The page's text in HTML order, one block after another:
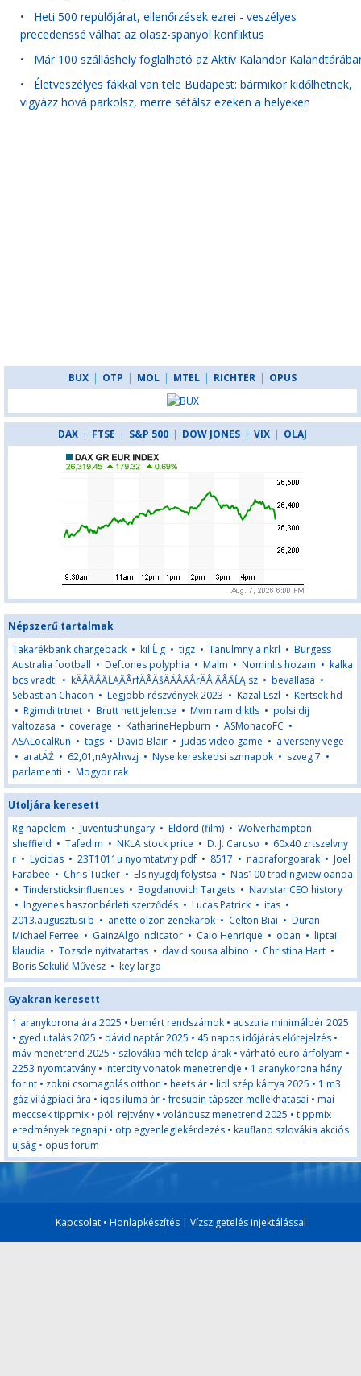
• Heti 500 repülőjárat, ellenőrzések ezrei - veszélyes
precedenssé válhat az olasz-spanyol konfliktus
• Már 100 szálláshely foglalható az Aktív Kalandor
• Életveszélyes fákkal van tele Budapest: bármikor kidőlhetnek,
vigyázz hová parkolsz, merre sétálsz ezeken a helyeken
BUX | OTP | MOL | MTEL | RICHTER | OPUS
DAX | FTSE | S&P 500 | DOW JONES | VIX | OLAJ
Népszerű tartalmak
Takarékbank chargeback • kil Ĺ g • tigz • Tanulmny a nkrl • Burgess
Australia football • Deftones polyphia • Malm • Nominlis hozam • kalka
bcs vradtl • kÄÂĂÂĂĹĄĂÂrfÄÂÄšÄÄÂĂÂrÄÂ ĂÂĂĹĄ sz • bevallasa •
Sebastian Chacon • Legjobb részvények 2023 • Kazal Lszl • Kertsek hd
• Rgimdi trtnet • Brutt nett jelentse • Mvm ram diktls • polsi dij
valtozasa • coverage • KatharineHepburn • ASMonacoFC •
ASALocalRun • tags • David Blair • judas video game • a verseny vege
• aratÄŹ • 62,01,nAyAhwzj • Nyse kereskedsi sznnapok • szveg 7 •
parlamenti • Mogyor rak
Utoljára keresett
Rg napelem • Juventushungary • Eldord (film) • Wolverhampton
sheffield • Tafedim • NKLA stock price • D. J. Caruso • 60x40 zrtszelvny
r • Lycidas • 23T1011u nyomtatvny pdf • 8517 • napraforgoarak • Joel
Farabee • Chris Tucker • Els nyugdj folystsa • Nas100 tradingview oanda
• Tindersticksinfluences • Bogdanovich Targets • Navistar CEO history
• Ingyenes haszonbérleti szerződés • Lucas Patrick • itas •
2013.augusztusi b • anette olzon zenekarok • Celton Biai • Duran
Michael Ferree • GainzAlgo indicator • Caio Henrique • oban • liptai
klaudia • Tozsde nyitvatartas • david sousa albino • Christina Hart •
Boris Sekulić Művész • key largo
Gyakran keresett
1 aranykorona ára 2025 • bemért rendszámok • ausztria minimálbér 2025
• gyed utalás 2025 • dávid naptár 2025 • 45 napos időjárás előrejelzés •
máv menetrend 2025 • szlovákia méh telep árak • várható euro árfolyam •
2253 nyomtatvány • intercity vonatok menetrendje • 1 aranykorona hány
forint • zokni csomagolás otthon • heets ár • lidl szép kártya 2025 • 1 m3
gáz világpiaci ára • iqos iluma ár •fresubin tápszer mellékhatásai • mai
meccsek tippmix • pöli rejtvény • volánbusz menetrend 2025 • tippmix
eredmények tegnapi • otp egyenleglekérdezés • kaufland szlovákia akciós
újság • opus forum
Kapcsolat• Honlapkészítés| Vízszigetelés injektálással